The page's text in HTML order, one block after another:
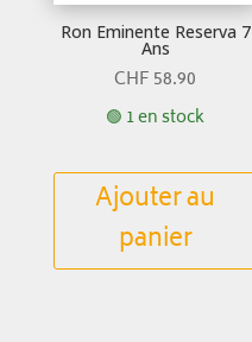
Ron Eminente Reserva 7
Ans
CHF 58.90
🟢 1 en stock
Ajouter au
panier